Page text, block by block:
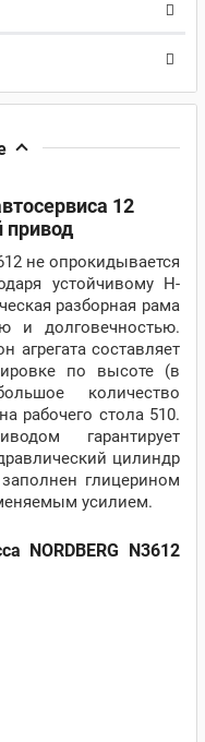
12
привод
не опрокидывается
устойчивому Н-
разборная рама
и долговечностью.
агрегата составляет
по высоте (в
количество
рабочего стола 510.
гарантирует
цилиндр
глицерином
усилием.
NORDBERG N3612